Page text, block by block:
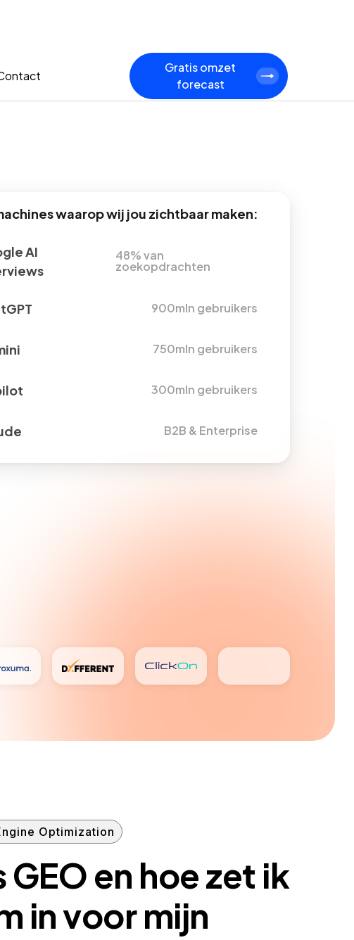
Gratis omzet
forecast
waarop wij jou zichtbaar maken:
AI
48% van
zoekopdrachten
900mln gebruikers
750mln gebruikers
300mln gebruikers
B2B & Enterprise
Optimization
GEO en hoe zet ik
in voor mijn